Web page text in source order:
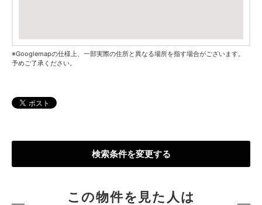
※Googlemapの仕様上、一部実際の住所と異なる場所を指す場合がございます。
予めご了承ください。
検索条件を変更する
この物件を見た人は